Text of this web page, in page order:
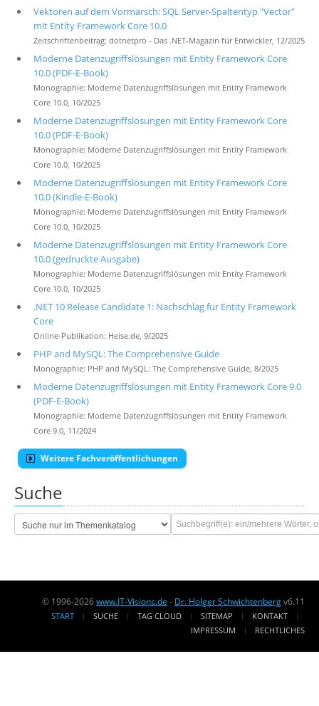
Vektoren auf dem Vormarsch: SQL Server-Spaltentyp "Vector"
mit Entity Framework Core 10.0
Zeitschriftenbeitrag: dotnetpro - Das .NET-Magazin für Entwickler, 12/2025
Moderne Datenzugriffslösungen mit Entity Framework Core
10.0 (PDF-E-Book)
Monographie: Moderne Datenzugriffslösungen mit Entity Framework
Core 10.0, 10/2025
Moderne Datenzugriffslösungen mit Entity Framework Core
10.0 (PDF-E-Book)
Monographie: Moderne Datenzugriffslösungen mit Entity Framework
Core 10.0, 10/2025
Moderne Datenzugriffslösungen mit Entity Framework Core
10.0 (Kindle-E-Book)
Monographie: Moderne Datenzugriffslösungen mit Entity Framework
Core 10.0, 10/2025
Moderne Datenzugriffslösungen mit Entity Framework Core
10.0 (gedruckte Ausgabe)
Monographie: Moderne Datenzugriffslösungen mit Entity Framework
Core 10.0, 10/2025
.NET 10 Release Candidate 1: Nachschlag für Entity Framework
Core
Online-Publikation: Heise.de, 9/2025
PHP and MySQL: The Comprehensive Guide
Monographie: PHP and MySQL: The Comprehensive Guide, 8/2025
Moderne Datenzugriffslösungen mit Entity Framework Core 9.0
(PDF-E-Book)
Monographie: Moderne Datenzugriffslösungen mit Entity Framework
Core 9.0, 11/2024
Weitere Fachveröffentlichungen
Suche
© 1996-2026www.IT-Visions.de - Dr. Holger Schwichtenbergv6.11
START SUCHE TAG CLOUD SITEMAP
KONTAKT
IMPRESSUM
RECHTLICHES